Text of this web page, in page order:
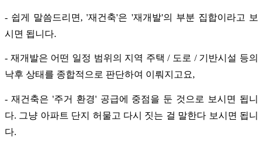
- 쉽게 말씀드리면, '재건축'은 '재개발'의 부분 집합이라고 보
시면 됩니다.
- 재개발은 어떤 일정 범위의 지역 주택 / 도로 / 기반시설 등의
낙후 상태를 종합적으로 판단하여 이뤄지고요,
- 재건축은 '주거 환경' 공급에 중점을 둔 것으로 보시면 됩니
다. 그냥 아파트 단지 허물고 다시 짓는 걸 말한다 보시면 됩니
다.